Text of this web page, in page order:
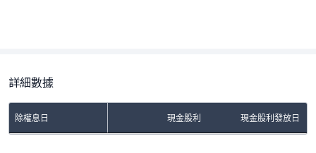
詳細數據
除權息日 現金股利 現金股利發放日